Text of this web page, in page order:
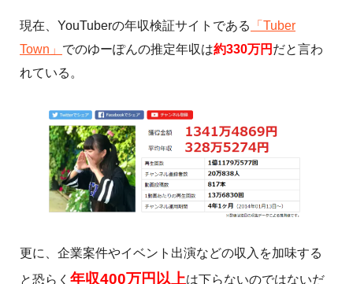
現在、YouTuberの年収検証サイトである
「Tuber
Town」 でのゆーぽんの推定年収は約330万円 だと言わ
れている。
更に、企業案件やイベント出演などの収入を加味する
と恐らく 年収400万円以上は下らないのではないだ